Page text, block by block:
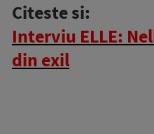
Citeste si:
Interviu ELLE:
din exil